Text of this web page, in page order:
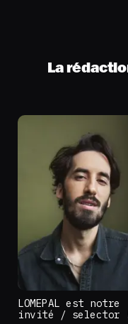
La
LOMEPAL est notre
invité / selector